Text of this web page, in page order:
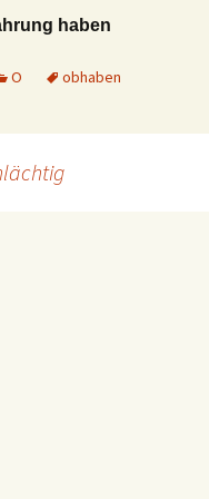
haben
O obhaben